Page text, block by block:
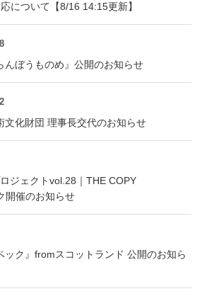
について【8/16 14:15更新】
んぼうものめ』公開のお知らせ
文化財団 理事長交代のお知らせ
ジェクトvol.28｜THE COPY
開催のお知らせ
ック』fromスコットランド 公開のお知ら